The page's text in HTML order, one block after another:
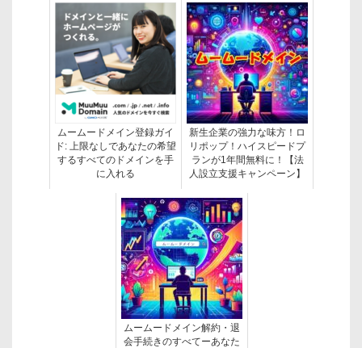
ムームードメイン登録ガイ
ド: 上限なしであなたの希望
するすべてのドメインを手
に入れる
新生企業の強力な味方！ロ
リポップ！ハイスピードプ
ランが1年間無料に！【法
人設立支援キャンペーン】
ムームードメイン解約・退
会手続きのすべてーあなた